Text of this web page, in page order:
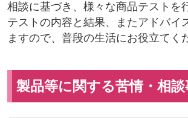
相談に基づき、様々な商品テストを
テストの内容と結果、またアドバイ
ますので、普段の生活にお役立てく
製品等に関する苦情・相